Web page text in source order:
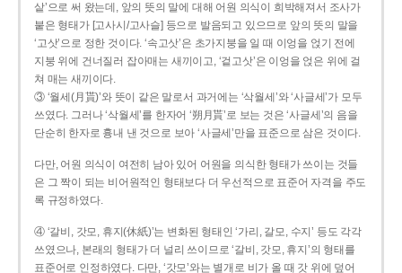
샅’으로 써 왔는데, 앞의 뜻의 말에 대해 어원 의식이 희박해져서 조사가
붙은 형태가 [고사시/고사슬] 등으로 발음되고 있으므로 앞의 뜻의 말을
‘고삿’으로 정한 것이다. ‘속고삿’은 초가지붕을 일 때 이엉을 얹기 전에
지붕 위에 건너질러 잡아매는 새끼이고, ‘겉고삿’은 이엉을 얹은 위에 걸
쳐 매는 새끼이다.
③ ‘월세(月貰)’와 뜻이 같은 말로서 과거에는 ‘삭월세’와 ‘사글세’가 모두
쓰였다. 그러나 ‘삭월세’를 한자어 ‘朔月貰’로 보는 것은 ‘사글세’의 음을
단순히 한자로 흉내 낸 것으로 보아 ‘사글세’만을 표준으로 삼은 것이다.
다만, 어원 의식이 여전히 남아 있어 어원을 의식한 형태가 쓰이는 것들
은 그 짝이 되는 비어원적인 형태보다 더 우선적으로 표준어 자격을 주도
록 규정하였다.
④ ‘갈비, 갓모, 휴지(休紙)’는 변화된 형태인 ‘가리, 갈모, 수지’ 등도 각각
쓰였으나, 본래의 형태가 더 널리 쓰이므로 ‘갈비, 갓모, 휴지’의 형태를
표준어로 인정하였다. 다만, ‘갓모’와는 별개로 비가 올 때 갓 위에 덮어